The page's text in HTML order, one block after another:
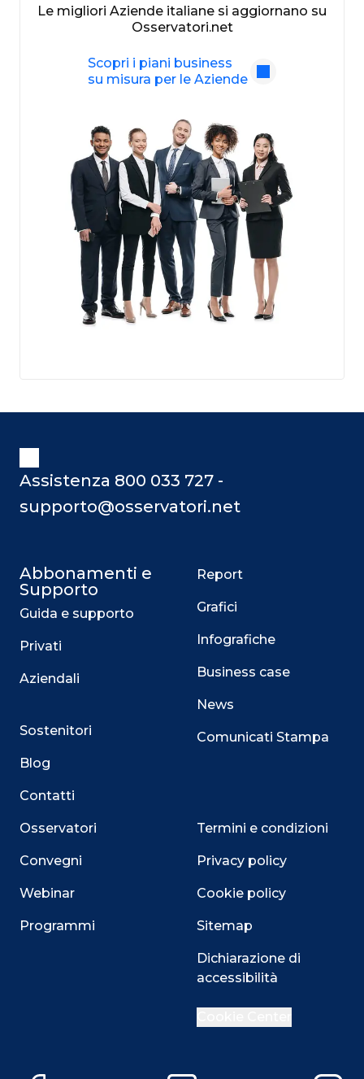
Le migliori Aziende italiane si aggiornano su
Osservatori.net
Scopri i piani business
su misura per le Aziende
Assistenza 800 033 727 -
supporto@osservatori.net
Abbonamenti e
Supporto
Guida e supporto
Privati
Aziendali
Sostenitori
Blog
Contatti
Osservatori
Convegni
Webinar
Programmi
Report
Grafici
Infografiche
Business case
News
Comunicati Stampa
Termini e condizioni
Privacy policy
Cookie policy
Sitemap
Dichiarazione di
accessibilità